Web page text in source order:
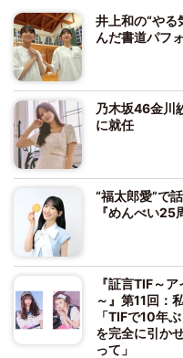
井上和の“や
んだ書道パフ
乃木坂46金川
に就任
“福太郎愛”で
『めんべい
『証言TIF～
～』第11回：
「TIFで10年
を完全に引か
って」